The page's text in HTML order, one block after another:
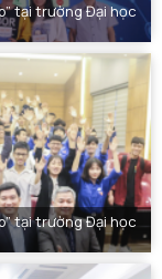
tại trường Đại học
tại trường Đại học